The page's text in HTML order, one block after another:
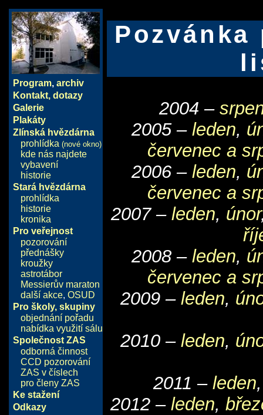
Program, archiv
Kontakt, dotazy
Galerie
Plakáty
Zlínská hvězdárna
prohlídka (nové okno)
kde nás najdete
vybavení
historie
Stará hvězdárna
prohlídka
historie
kronika
Pro veřejnost
pozorování
přednášky
kroužky
astrotábor
Messierův maraton
další akce, OSUD
Pro školy, skupiny
objednání pořadu
nabídka využití sálu
Společnost ZAS
odborná činnost
CCD pozorování
ZAS v číslech
pro členy ZAS
Ke stažení
Odkazy
2004 –
2005 – leden,
červenec a
2006 – leden,
červenec a
2007 – leden, únor
2008 – leden,
červenec a
2009 – leden,
2010 – leden,
2011 – leden
2012 – leden,